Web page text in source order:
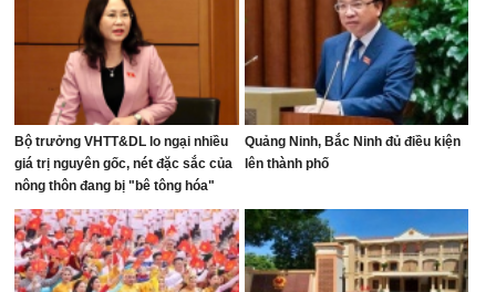
Bộ trưởng VHTT&DL lo ngại nhiều
giá trị nguyên gốc, nét đặc sắc của
nông thôn đang bị "bê tông hóa"
Quảng Ninh, Bắc Ninh đủ điều kiện
lên thành phố